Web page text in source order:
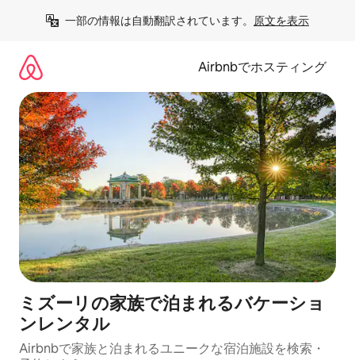
一部の情報は自動翻訳されています。 原文を表示
Airbnbでホスティング
ミズーリの家族で泊まれるバケーショ
ンレンタル
Airbnbで家族と泊まれるユニークな宿泊施設を検索・